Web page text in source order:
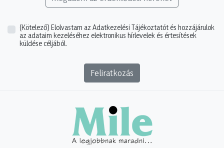
(Kötelező) Elolvastam az Adatkezelési Tájékoztatót és hozzájárulok
az adataim kezeléséhez elektronikus hírlevelek és értesítések
küldése céljából.
Feliratkozás